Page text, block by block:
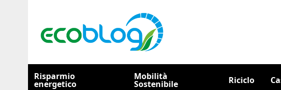
Risparmio
energetico
Mobilità
Sostenibile Riciclo